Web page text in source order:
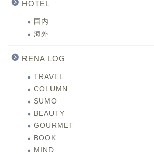
HOTEL
国内
海外
RENA LOG
TRAVEL
COLUMN
SUMO
BEAUTY
GOURMET
BOOK
MIND